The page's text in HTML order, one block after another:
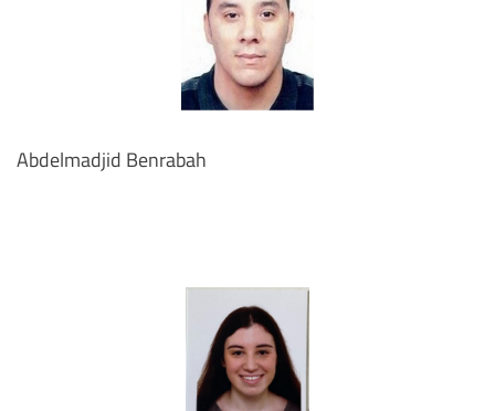
Abdelmadjid Benrabah